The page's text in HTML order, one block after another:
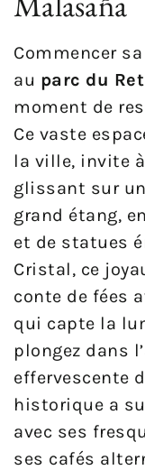
Commencer
au parc du
moment de
Ce vaste
la ville, invite
glissant sur
grand étang,
et de statues
Cristal, ce
conte de fées
qui capte la
plongez dans
effervescente
historique a
avec ses
ses cafés